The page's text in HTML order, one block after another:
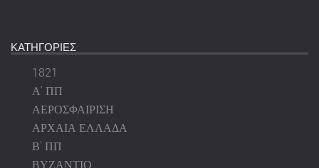
ΚΑΤΗΓΟΡΙΕΣ
1821
Α' ΠΠ
ΑΕΡΟΣΦΑΙΡΙΣΗ
ΑΡΧΑΙΑ ΕΛΛΑΔΑ
Β' ΠΠ
ΒΥΖΑΝΤΙΟ